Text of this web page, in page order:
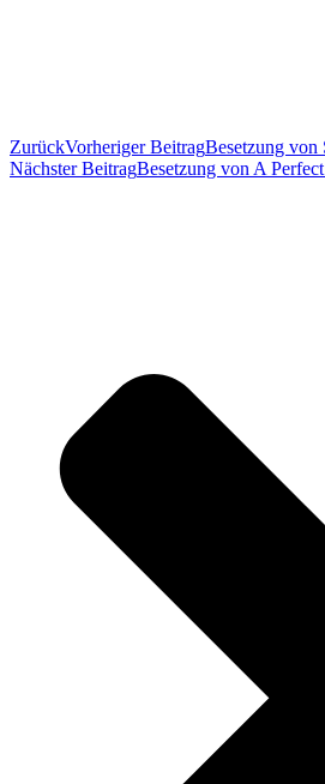
ZurückVorheriger BeitragBesetzung von
Nächster BeitragBesetzung von A